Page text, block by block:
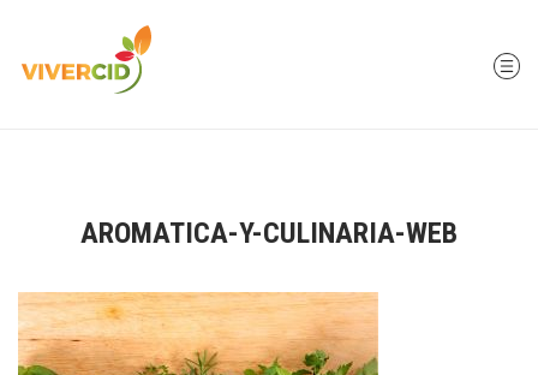
AROMATICA-Y-CULINARIA-WEB